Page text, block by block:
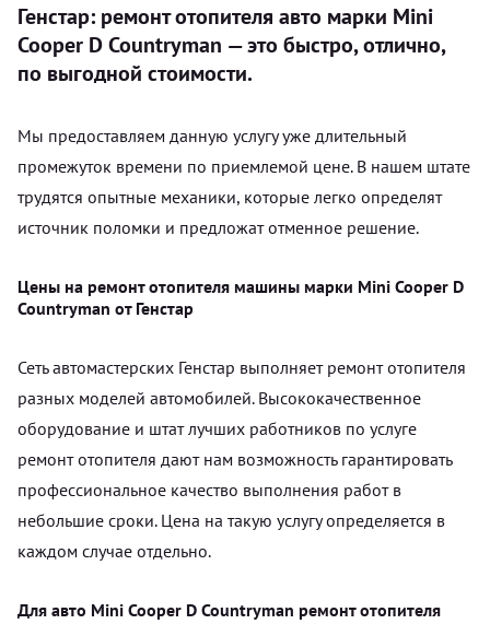
Генстар: ремонт отопителя авто марки Mini
Cooper D Countryman — это быстро, отлично,
по выгодной стоимости.
Мы предоставляем данную услугу уже длительный
промежуток времени по приемлемой цене. В нашем штате
трудятся опытные механики, которые легко определят
источник поломки и предложат отменное решение.
Цены на ремонт отопителя машины марки Mini Cooper D
Countryman от Генстар
Сеть автомастерских Генстар выполняет ремонт отопителя
разных моделей автомобилей. Высококачественное
оборудование и штат лучших работников по услуге
ремонт отопителя дают нам возможность гарантировать
профессиональное качество выполнения работ в
небольшие сроки. Цена на такую услугу определяется в
каждом случае отдельно.
Для авто Mini Cooper D Countryman ремонт отопителя